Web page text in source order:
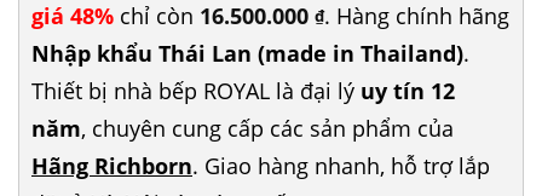
giá 48% chỉ còn 16.500.000 ₫. Hàng chính hãng
Nhập khẩu Thái Lan (made in Thailand).
Thiết bị nhà bếp ROYAL là đại lý uy tín 12
năm, chuyên cung cấp các sản phẩm của
Hãng Richborn. Giao hàng nhanh, hỗ trợ lắp